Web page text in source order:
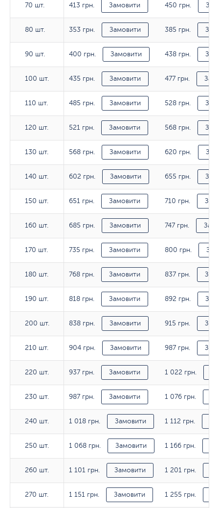
70 шт.
80 шт.
90 шт.
100 шт.
110 шт.
120 шт.
130 шт.
140 шт.
150 шт.
160 шт.
170 шт.
180 шт.
190 шт.
200 шт.
210 шт.
220 шт.
230 шт.
240 шт.
250 шт.
260 шт.
270 шт.
70 шт. 413 грн. Замовити 450 грн.
80 шт. 353 грн. Замовити 385 грн.
90 шт. 400 грн. Замовити 438 грн.
100 шт. 435 грн. Замовити 477 грн.
110 шт. 485 грн. Замовити 528 грн.
120 шт. 521 грн. Замовити 568 грн.
130 шт. 568 грн. Замовити 620 грн.
140 шт. 602 грн. Замовити 655 грн.
150 шт. 651 грн. Замовити 710 грн.
160 шт. 685 грн. Замовити 747 грн.
170 шт. 735 грн. Замовити 800 грн.
180 шт. 768 грн. Замовити 837 грн.
190 шт. 818 грн. Замовити 892 грн.
200 шт. 838 грн. Замовити 915 грн.
210 шт. 904 грн. Замовити 987 грн.
220 шт. 937 грн. Замовити 1 022 грн.
230 шт. 987 грн. Замовити 1 076 грн.
240 шт. 1 018 грн. Замовити 1 112 грн.
250 шт. 1 068 грн. Замовити 1 166 грн.
260 шт. 1 101 грн. Замовити 1 201 грн.
270 шт. 1 151 грн. Замовити 1 255 грн.